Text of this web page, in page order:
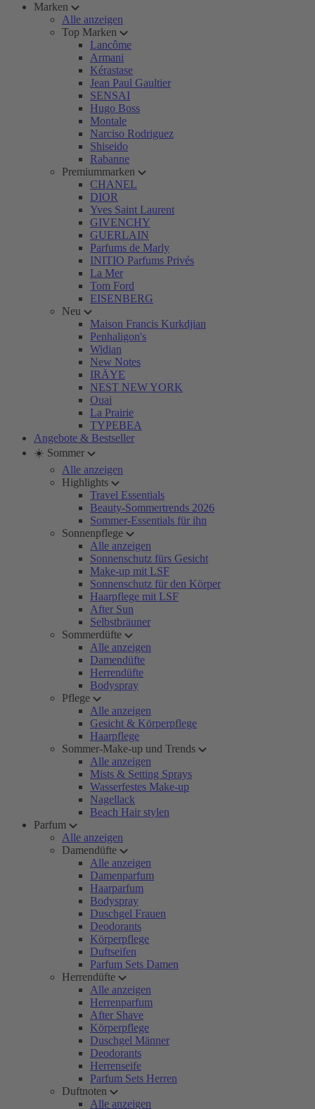
Marken
Alle anzeigen
Top Marken
Lancôme
Armani
Kérastase
Jean Paul Gaultier
SENSAI
Hugo Boss
Montale
Narciso Rodriguez
Shiseido
Rabanne
Premiummarken
CHANEL
DIOR
Yves Saint Laurent
GIVENCHY
GUERLAIN
Parfums de Marly
INITIO Parfums Privés
La Mer
Tom Ford
EISENBERG
Neu
Maison Francis Kurkdjian
Penhaligon's
Widian
New Notes
IRÄYE
NEST NEW YORK
Ouai
La Prairie
TYPEBEA
Angebote & Bestseller
☀️ Sommer
Alle anzeigen
Highlights
Travel Essentials
Beauty-Sommertrends 2026
Sommer-Essentials für ihn
Sonnenpflege
Alle anzeigen
Sonnenschutz fürs Gesicht
Make-up mit LSF
Sonnenschutz für den Körper
Haarpflege mit LSF
After Sun
Selbstbräuner
Sommerdüfte
Alle anzeigen
Damendüfte
Herrendüfte
Bodyspray
Pflege
Alle anzeigen
Gesicht & Körperpflege
Haarpflege
Sommer-Make-up und Trends
Alle anzeigen
Mists & Setting Sprays
Wasserfestes Make-up
Nagellack
Beach Hair stylen
Parfum
Alle anzeigen
Damendüfte
Alle anzeigen
Damenparfum
Haarparfum
Bodyspray
Duschgel Frauen
Deodorants
Körperpflege
Duftseifen
Parfum Sets Damen
Herrendüfte
Alle anzeigen
Herrenparfum
After Shave
Körperpflege
Duschgel Männer
Deodorants
Herrenseife
Parfum Sets Herren
Duftnoten
Alle anzeigen